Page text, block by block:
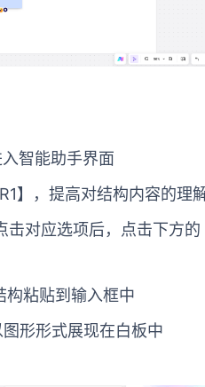
智能助手界面
】，提高对结构内容的理
对应选项后，点击下方
粘贴到输入框中
形形式展现在白板中